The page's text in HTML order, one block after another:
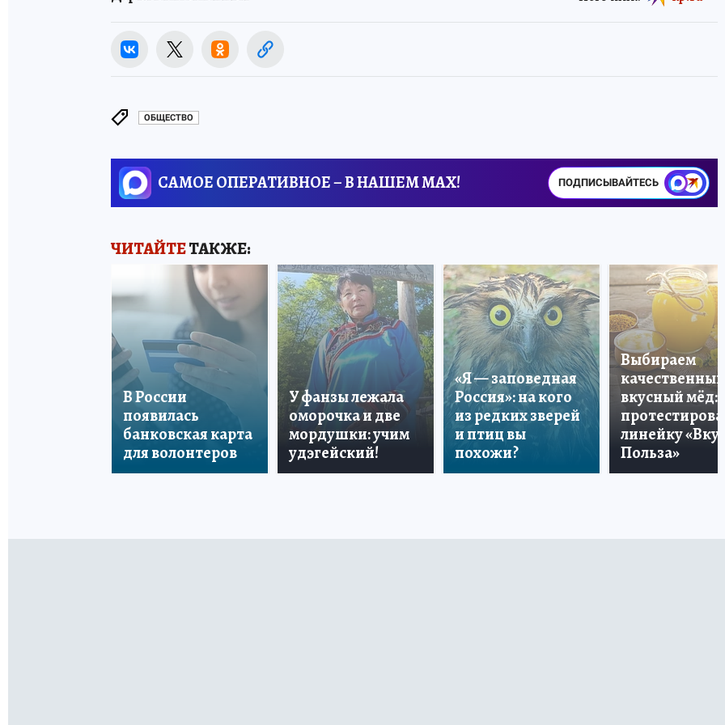
ОБЩЕСТВО
САМОЕ ОПЕРАТИВНОЕ – В НАШЕМ MAX! ПОДПИСЫВАЙТЕСЬ
ЧИТАЙТЕТАКЖЕ:
В России
появилась
банковская карта
для волонтеров
У фанзы лежала
оморочка и две
мордушки: учим
удэгейский!
«Я — заповедная
Россия»: на кого
из редких зверей
и птиц вы
похожи?
Выбираем
качественный
вкусный мёд:
линейку «Вкус
Польза»